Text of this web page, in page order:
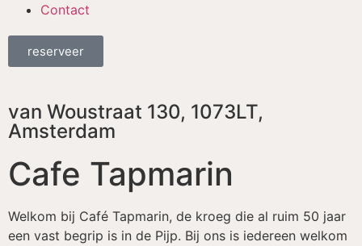
Contact
reserveer
van Woustraat 130, 1073LT,
Amsterdam
Cafe Tapmarin
Welkom bij Café Tapmarin, de kroeg die al ruim 50 jaar
een vast begrip is in de Pijp. Bij ons is iedereen welkom